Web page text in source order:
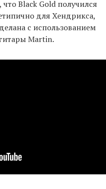
Black Gold получился
для Хендрикса,
с использованием
Martin.